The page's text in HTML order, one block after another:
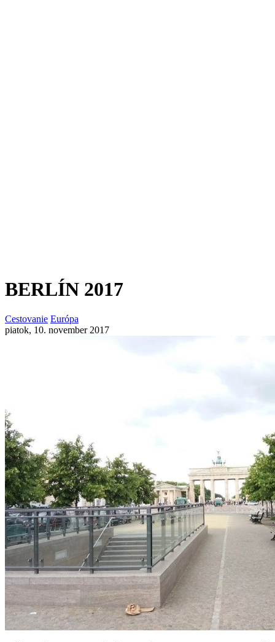
BERLÍN 2017
Cestovanie Európa
piatok, 10. november 2017